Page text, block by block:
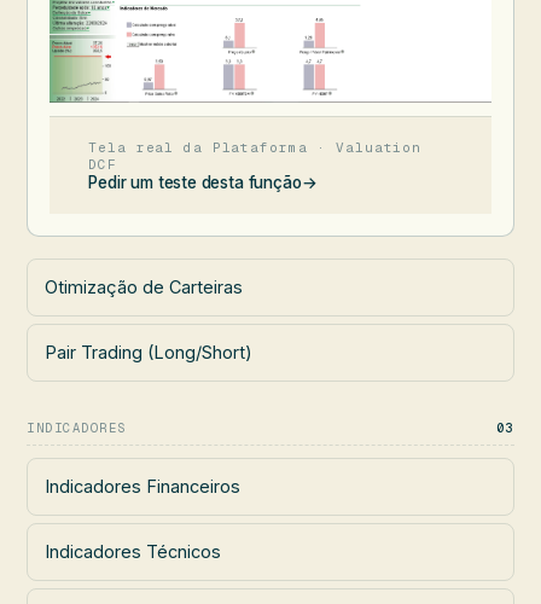
Tela real da Plataforma · Valuation
DCF
Pedir um teste desta função→
Otimização de Carteiras
Pair Trading (Long/Short)
INDICADORES 03
Indicadores Financeiros
Indicadores Técnicos